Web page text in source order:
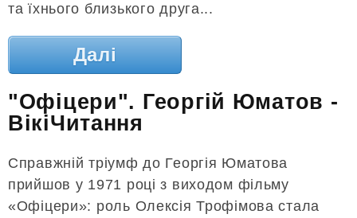
та їхнього близького друга...
Далі
"Офіцери". Георгій Юматов -
ВікіЧитання
Справжній тріумф до Георгія Юматова
прийшов у 1971 році з виходом фільму
«Офіцери»: роль Олексія Трофімова стала